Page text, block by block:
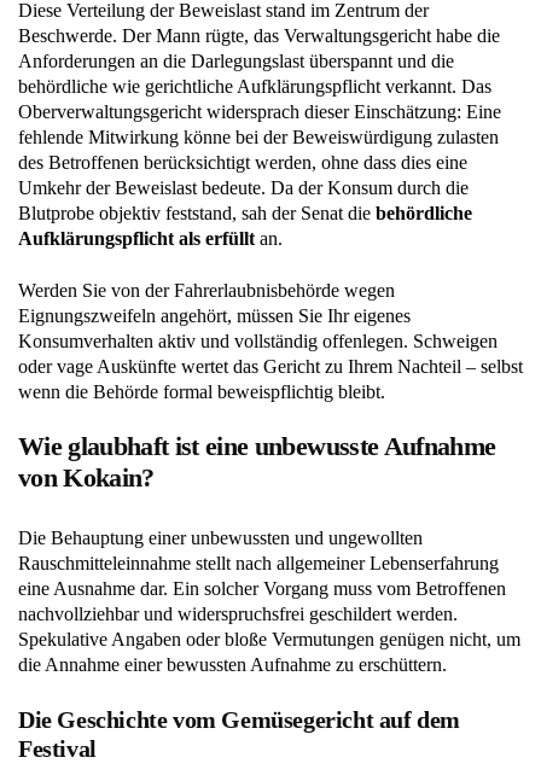
Diese Verteilung der Beweislast stand im Zentrum der
Beschwerde. Der Mann rügte, das Verwaltungsgericht habe die
Anforderungen an die Darlegungslast überspannt und die
behördliche wie gerichtliche Aufklärungspflicht verkannt. Das
Oberverwaltungsgericht widersprach dieser Einschätzung: Eine
fehlende Mitwirkung könne bei der Beweiswürdigung zulasten
des Betroffenen berücksichtigt werden, ohne dass dies eine
Umkehr der Beweislast bedeute. Da der Konsum durch die
Blutprobe objektiv feststand, sah der Senat die behördliche
Aufklärungspflicht als erfüllt an.
Werden Sie von der Fahrerlaubnisbehörde wegen
Eignungszweifeln angehört, müssen Sie Ihr eigenes
Konsumverhalten aktiv und vollständig offenlegen. Schweigen
oder vage Auskünfte wertet das Gericht zu Ihrem Nachteil – selbst
wenn die Behörde formal beweispflichtig bleibt.
Wie glaubhaft ist eine unbewusste Aufnahme
von Kokain?
Die Behauptung einer unbewussten und ungewollten
Rauschmitteleinnahme stellt nach allgemeiner Lebenserfahrung
eine Ausnahme dar. Ein solcher Vorgang muss vom Betroffenen
nachvollziehbar und widerspruchsfrei geschildert werden.
Spekulative Angaben oder bloße Vermutungen genügen nicht, um
die Annahme einer bewussten Aufnahme zu erschüttern.
Die Geschichte vom Gemüsegericht auf dem
Festival